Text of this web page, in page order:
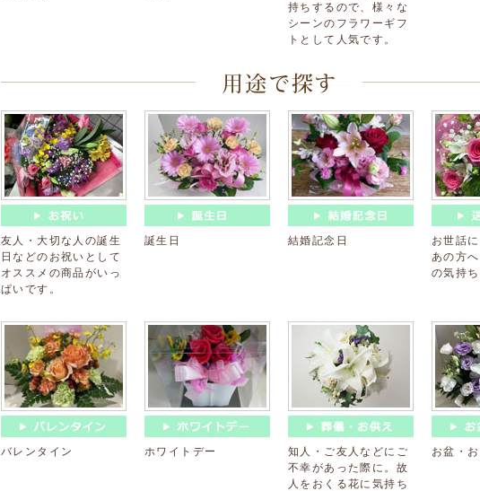
持ちするので、様々な
シーンのフラワーギフ
トとして人気です。
友人・大切な人の誕生
日などのお祝いとして
オススメの商品がいっ
ぱいです。
誕生日 結婚記念日
お世話
あの方
の気持
バレンタイン ホワイトデー
知人・ご友人などにご
不幸があった際に。故
人をおくる花に気持ち
お盆・